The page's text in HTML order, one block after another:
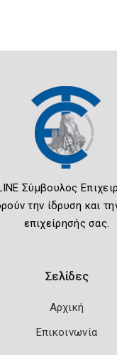
Σύμβουλος
την ίδρυση και
επιχείρησής σας.
Σελίδες
Αρχική
Επικοινωνία